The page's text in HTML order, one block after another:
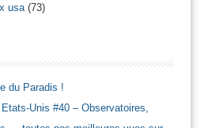
usa(73)
du Paradis !
Unis #40 – Observatoires,